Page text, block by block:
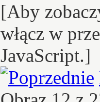
[Aby
włącz w
JavaScript.]